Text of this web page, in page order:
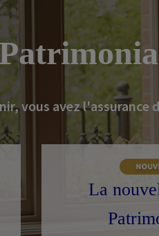
vous avez l'assurance
La